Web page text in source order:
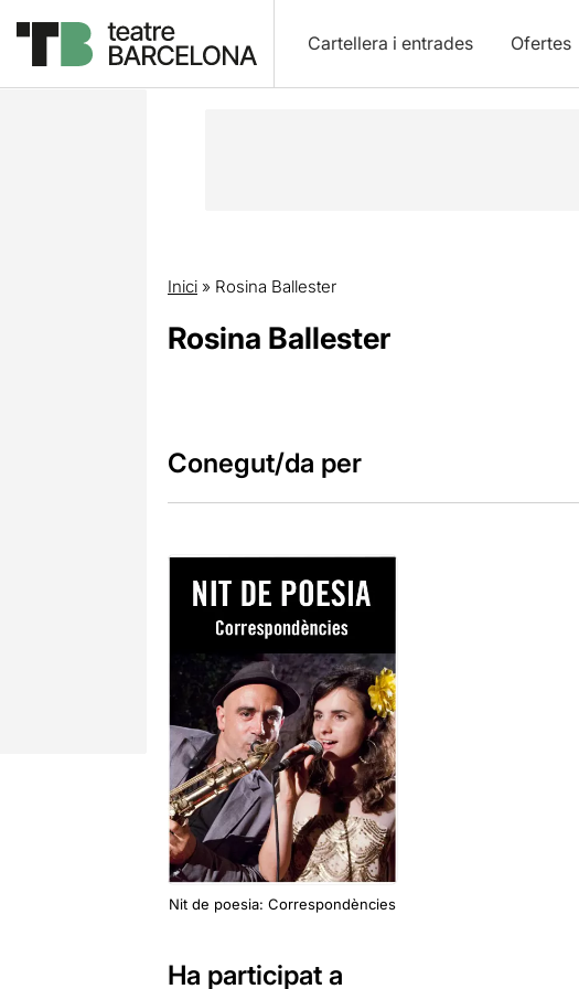
Cartellera i entrades Ofertes
Inici» Rosina Ballester
Rosina Ballester
Conegut/da per
Nit de poesia: Correspondències
Ha participat a